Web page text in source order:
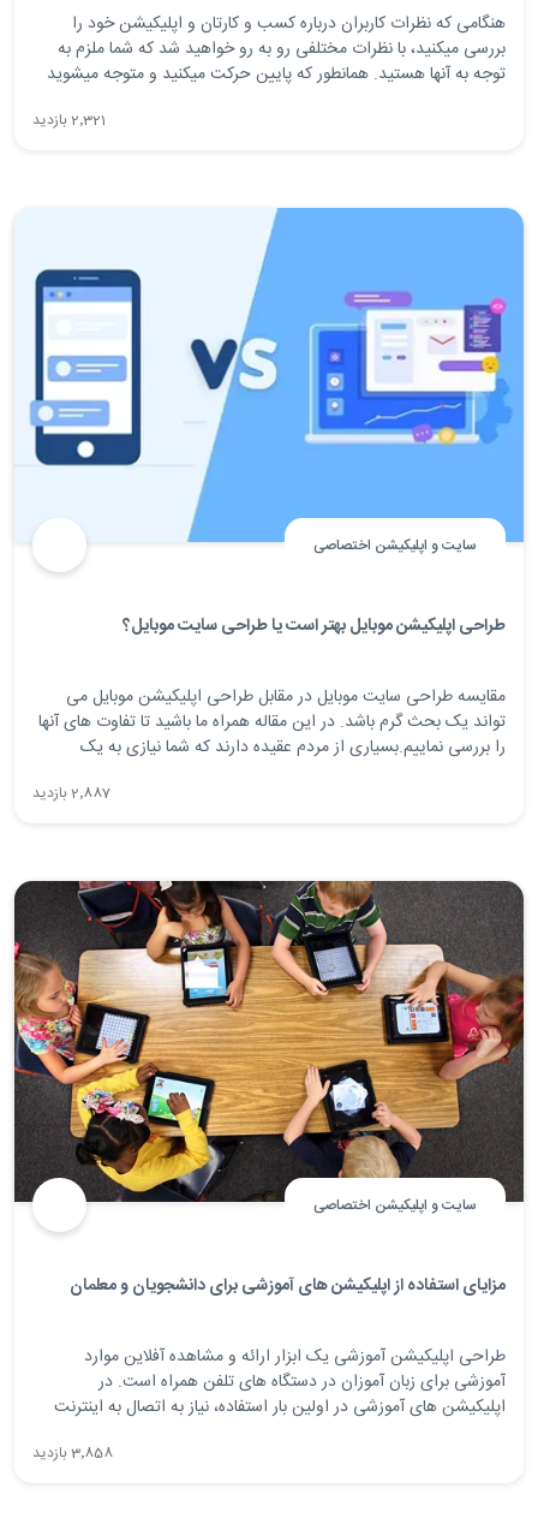
هنگامی که نظرات کاربران درباره کسب و کارتان و اپلیکیشن خود را
بررسی میکنید، با نظرات مختلفی رو به رو خواهید شد که شما ملزم به
توجه به آنها هستید. همانطور که پایین حرکت میکنید و متوجه میشوید
افتخار می کنید. تا زمانی که با یک نظر منفی مواجه میشوید! این تنها یک
2٬321 بازدید
سایت و اپلیکیشن اختصاصی
طراحی اپلیکیشن موبایل بهتر است یا طراحی سایت موبایل؟
مقایسه طراحی سایت موبایل در مقابل طراحی اپلیکیشن موبایل می
تواند یک بحث گرم باشد. در این مقاله همراه ما باشید تا تفاوت های آنها
را بررسی نماییم.بسیاری از مردم عقیده دارند که شما نیازی به یک
2٬887 بازدید
سایت و اپلیکیشن اختصاصی
مزایای استفاده از اپلیکیشن های آموزشی برای دانشجویان و معلمان
طراحی اپلیکیشن آموزشی یک ابزار ارائه و مشاهده آفلاین موارد
آموزشی برای زبان آموزان در دستگاه های تلفن همراه است. در
اپلیکیشن های آموزشی در اولین بار استفاده، نیاز به اتصال به اینترنت
اینترنت میتوانید به دوره های آموزشی دسترسی داشته باشید.3٬858 بازدید